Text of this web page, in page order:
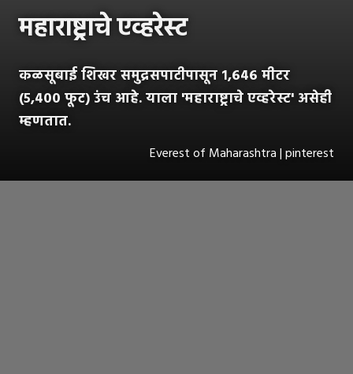
महाराष्ट्राचे एव्हरेस्ट
कळसूबाई शिखर समुद्रसपाटीपासून १,६४६ मीटर
(५,४०० फूट) उंच आहे. याला 'महाराष्ट्राचे एव्हरेस्ट' असेही
म्हणतात.
Everest of Maharashtra | pinterest